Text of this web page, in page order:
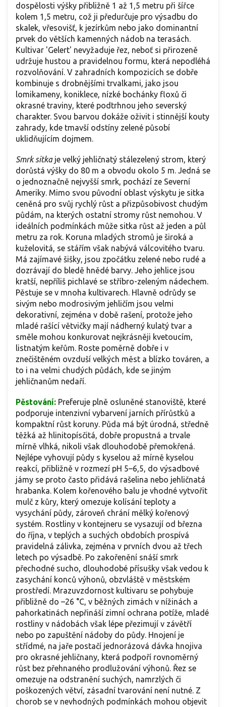
dospělosti výšky přibližně 1 až 1,5 metru při šířce
kolem 1,5 metru, což ji předurčuje pro výsadbu do
skalek, vřesovišť, k jezírkům nebo jako dominantní
prvek do větších kamenných nádob na terasách.
Kultivar 'Gelert' nevyžaduje řez, neboť si přirozeně
udržuje hustou a pravidelnou formu, která nepodléhá
rozvolňování. V zahradních kompozicích se dobře
kombinuje s drobnějšími trvalkami, jako jsou
lomikameny, koniklece, nízké bochánky floxů či
okrasné traviny, které podtrhnou jeho severský
charakter. Svou barvou dokáže oživit i stinnější kouty
zahrady, kde tmavší odstíny zelené působí
uklidňujícím dojmem.
Smrk sitka je velký jehličnatý stálezelený strom, který
dorůstá výšky do 80 m a obvodu okolo 5 m. Jedná se
o jednoznačně nejvyšší smrk, pochází ze Severní
Ameriky. Mimo svou původní oblast výskytu je sitka
ceněná pro svůj rychlý růst a přizpůsobivost chudým
půdám, na kterých ostatní stromy růst nemohou. V
ideálních podmínkách může sitka růst až jeden a půl
metru za rok. Koruna mladých stromů je široká a
kuželovitá, se stářím však nabývá válcovitého tvaru.
Má zajímavé šišky, jsou zpočátku zelené nebo rudé a
dozrávají do bledě hnědé barvy. Jeho jehlice jsou
kratší, nepříliš pichlavé se stříbro-zeleným nádechem.
Pěstuje se v mnoha kultivarech. Hlavně odrůdy se
sivým nebo modrosivým jehličím jsou velmi
dekorativní, zejména v době rašení, protože jeho
mladé rašící větvičky mají nádherný kulatý tvar a
směle mohou konkurovat nejkrásněji kvetoucím,
listnatým keřům. Roste poměrně dobře i v
znečištěném ovzduší velkých měst a blízko továren, a
to i na velmi chudých půdách, kde se jiným
jehličnanům nedaří.
Pěstování: Preferuje plně osluněné stanoviště, které
podporuje intenzivní vybarvení jarních přírůstků a
kompaktní růst koruny. Půda má být úrodná, středně
těžká až hlinitopísčitá, dobře propustná a trvale
mírně vlhká, nikoli však dlouhodobě přemokřená.
Nejlépe vyhovují půdy s kyselou až mírně kyselou
reakcí, přibližně v rozmezí pH 5–6,5, do výsadbové
jámy se proto často přidává rašelina nebo jehličnatá
hrabanka. Kolem kořenového balu je vhodné vytvořit
mulč z kůry, který omezuje kolísání teploty a
vysychání půdy, zároveň chrání mělký kořenový
systém. Rostliny v kontejneru se vysazují od března
do října, v teplých a suchých obdobích prospívá
pravidelná zálivka, zejména v prvních dvou až třech
letech po výsadbě. Po zakořenění snáší smrk
přechodné sucho, dlouhodobé přísušky však vedou k
zasychání konců výhonů, obzvláště v městském
prostředí. Mrazuvzdornost kultivaru se pohybuje
přibližně do –26 °C, v běžných zimách v nížinách a
pahorkatinách nepřináší zimní ochrana potíže, mladé
rostliny v nádobách však lépe přezimují v závětří
nebo po zapuštění nádoby do půdy. Hnojení je
střídmé, na jaře postačí jednorázová dávka hnojiva
pro okrasné jehličnany, která podpoří rovnoměrný
růst bez přehnaného prodlužování výhonů. Řez se
omezuje na odstranění suchých, namrzlých či
poškozených větví, zásadní tvarování není nutné. Z
chorob se v nevhodných podmínkách mohou objevit